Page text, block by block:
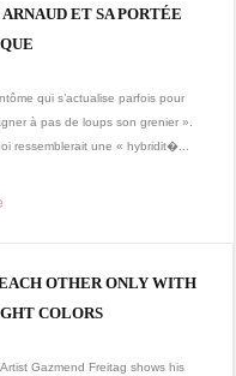
ET SA PORTÉE
qui s’actualise parfois pour
à pas de loups son grenier ».
ressemblerait une « hybridit�...
OTHER ONLY WITH
COLORS
Gazmend Freitag shows his